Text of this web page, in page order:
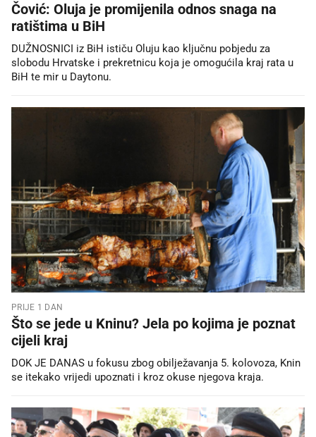
Čović: Oluja je promijenila odnos snaga na
ratištima u BiH
DUŽNOSNICI iz BiH ističu Oluju kao ključnu pobjedu za
slobodu Hrvatske i prekretnicu koja je omogućila kraj rata u
BiH te mir u Daytonu.
PRIJE 1 DAN
Što se jede u Kninu? Jela po kojima je poznat
cijeli kraj
DOK JE DANAS u fokusu zbog obilježavanja 5. kolovoza, Knin
se itekako vrijedi upoznati i kroz okuse njegova kraja.